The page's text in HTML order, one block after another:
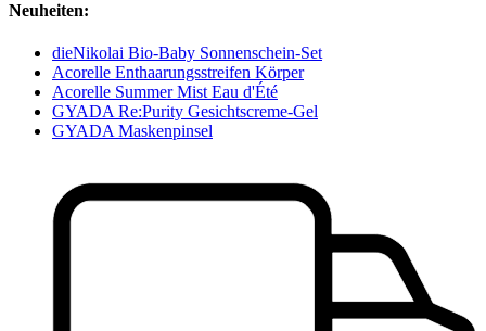
Neuheiten:
dieNikolai Bio-Baby Sonnenschein-Set
Acorelle Enthaarungsstreifen Körper
Acorelle Summer Mist Eau d'Été
GYADA Re:Purity Gesichtscreme-Gel
GYADA Maskenpinsel